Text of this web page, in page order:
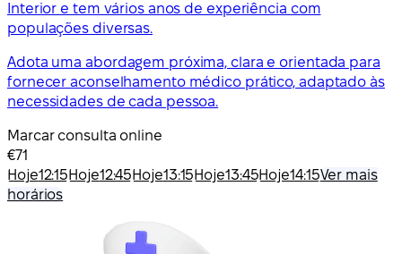
Interior e tem vários anos de experiência com
populações diversas.
Adota uma abordagem próxima, clara e orientada para
fornecer aconselhamento médico prático, adaptado às
necessidades de cada pessoa.
Marcar consulta online
€71
Hoje12:15Hoje12:45Hoje13:15Hoje13:45Hoje14:15Ver mais
horários